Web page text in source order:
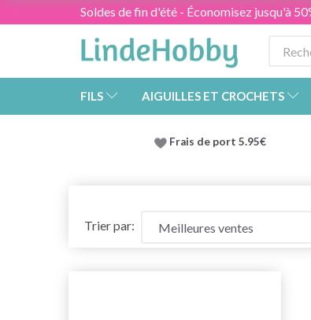
Soldes de fin d'été - Économisez jusqu'à
FILS AIGUILLES ET CROCHETS
Frais de port 5.95€
Trier par: